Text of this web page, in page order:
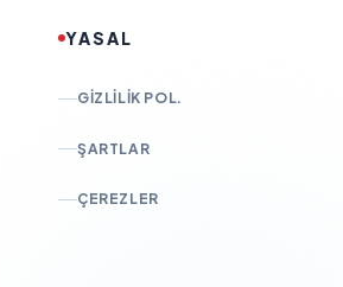
YASAL
GIZLILIK POL.
ŞARTLAR
ÇEREZLER